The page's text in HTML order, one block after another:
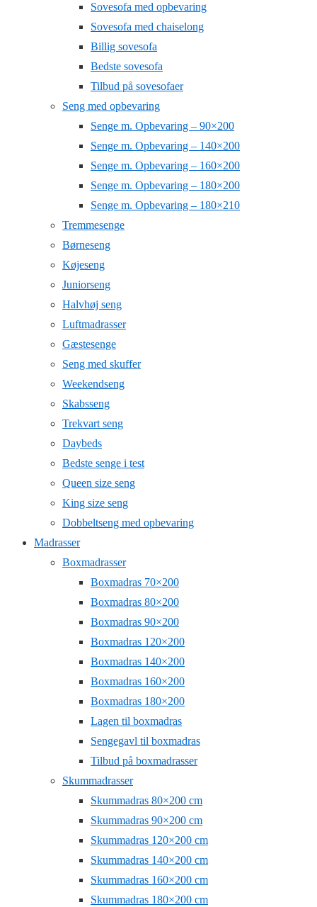
Sovesofa med opbevaring
Sovesofa med chaiselong
Billig sovesofa
Bedste sovesofa
Tilbud på sovesofaer
Seng med opbevaring
Senge m. Opbevaring – 90×200
Senge m. Opbevaring – 140×200
Senge m. Opbevaring – 160×200
Senge m. Opbevaring – 180×200
Senge m. Opbevaring – 180×210
Tremmesenge
Børneseng
Køjeseng
Juniorseng
Halvhøj seng
Luftmadrasser
Gæstesenge
Seng med skuffer
Weekendseng
Skabsseng
Trekvart seng
Daybeds
Bedste senge i test
Queen size seng
King size seng
Dobbeltseng med opbevaring
Madrasser
Boxmadrasser
Boxmadras 70×200
Boxmadras 80×200
Boxmadras 90×200
Boxmadras 120×200
Boxmadras 140×200
Boxmadras 160×200
Boxmadras 180×200
Lagen til boxmadras
Sengegavl til boxmadras
Tilbud på boxmadrasser
Skummadrasser
Skummadras 80×200 cm
Skummadras 90×200 cm
Skummadras 120×200 cm
Skummadras 140×200 cm
Skummadras 160×200 cm
Skummadras 180×200 cm